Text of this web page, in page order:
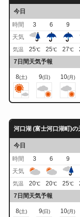
今日
時間
3 6 9
天気
気温 25℃ 25℃ 27℃
7日間天気予報
8(土) 9(日) 10(月)
河口湖 (富士河口湖町)の
今日
時間
3 6 9
天気
気温 20℃ 20℃ 25℃
7日間天気予報
8(土) 9(日) 10(月)